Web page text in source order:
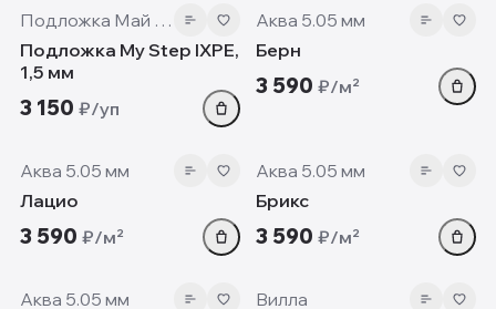
Подложка Май Степ
Подложка My Step IXPE,
1,5 мм
3 150 ₽/уп
Аква 5.05 мм
Берн
3 590 ₽/м²
5.05 мм
Аква 5.05 мм
Лацио
3 590 ₽/м²
Аква 5.05 мм
Брикс
3 590 ₽/м²
5.05 мм
Аква 5.05 мм
12mm
Вилла